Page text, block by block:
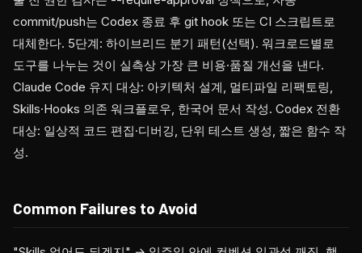
commit/push는 Codex 종료 후 git hook 또는 CI 스크립트로
대체한다. 5단계: 하이브리드 분기 패턴(선택). 워크로드별로
도구를 나누는 것이 실측상 가장 큰 비용·품질 개선을 낸다.
Claude Code 유지 대상: 아키텍처 설계, 멀티파일 리팩토링,
Skills·Hooks 의존 워크플로우, 한국어 문서 작성. Codex 전환
대상: 일상적 코드 편집·디버깅, 단위 테스트 생성, 짧은 함수 작
성.
Common Failures to Avoid